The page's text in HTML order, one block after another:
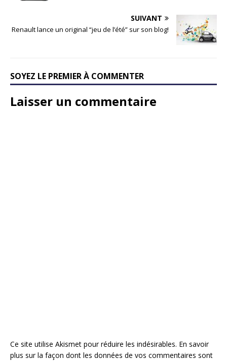
SUIVANT
Renault lance un original “jeu de l’été” sur son blog!
SOYEZ LE PREMIER À COMMENTER
Laisser un commentaire
Ce site utilise Akismet pour réduire les indésirables. En savoir
plus sur la façon dont les données de vos commentaires sont